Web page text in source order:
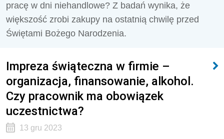
pracę w dni niehandlowe? Z badań wynika, że
większość zrobi zakupy na ostatnią chwilę przed
Świętami Bożego Narodzenia.
Impreza świąteczna w firmie –
organizacja, finansowanie, alkohol.
Czy pracownik ma obowiązek
uczestnictwa?
13 gru 2023